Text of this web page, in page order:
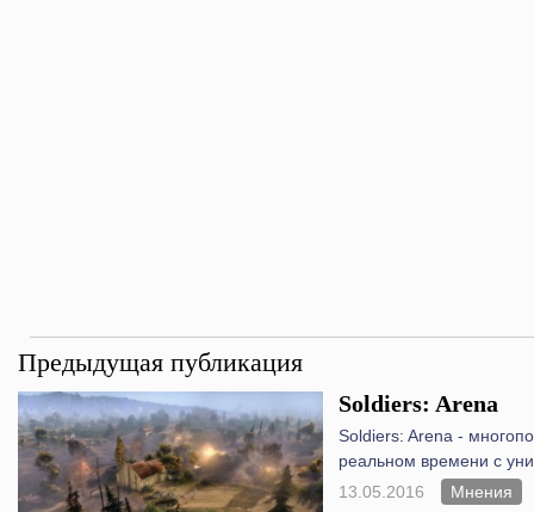
Предыдущая публикация
Soldiers: Arena
Soldiers: Arena -
реальном времени с
13.05.2016
Мнения